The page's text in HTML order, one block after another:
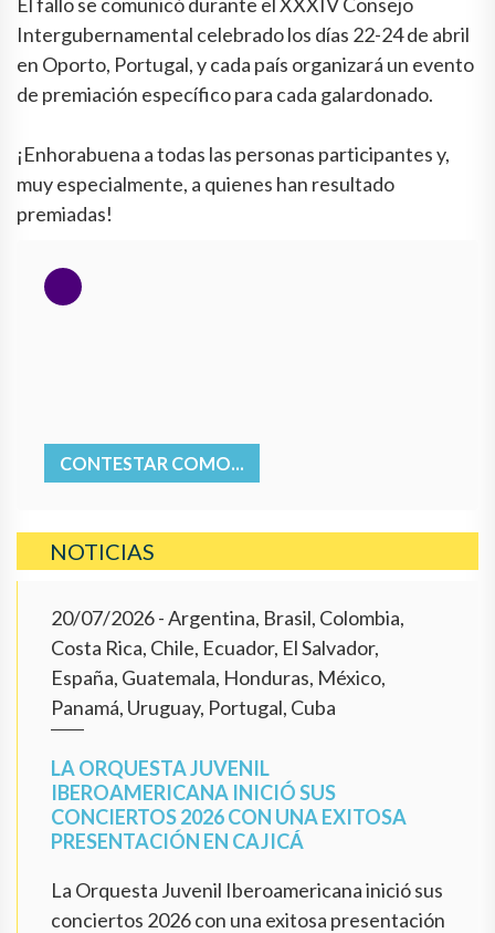
Intergubernamental celebrado los días 22-24 de abril
en Oporto, Portugal, y cada país organizará un evento
de premiación específico para cada galardonado.
¡Enhorabuena a todas las personas participantes y,
muy especialmente, a quienes han resultado
premiadas!
CONTESTAR COMO...
NOTICIAS
20/07/2026- Argentina, Brasil, Colombia,
Costa Rica, Chile, Ecuador, El Salvador,
España, Guatemala, Honduras, México,
Panamá, Uruguay, Portugal, Cuba
LA ORQUESTA JUVENIL
IBEROAMERICANA INICIÓ SUS
CONCIERTOS 2026 CON UNA EXITOSA
PRESENTACIÓN EN CAJICÁ
La Orquesta Juvenil Iberoamericana inició sus
conciertos 2026 con una exitosa presentación